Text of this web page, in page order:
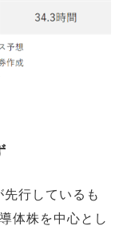
先行しているも
体株を中心とし